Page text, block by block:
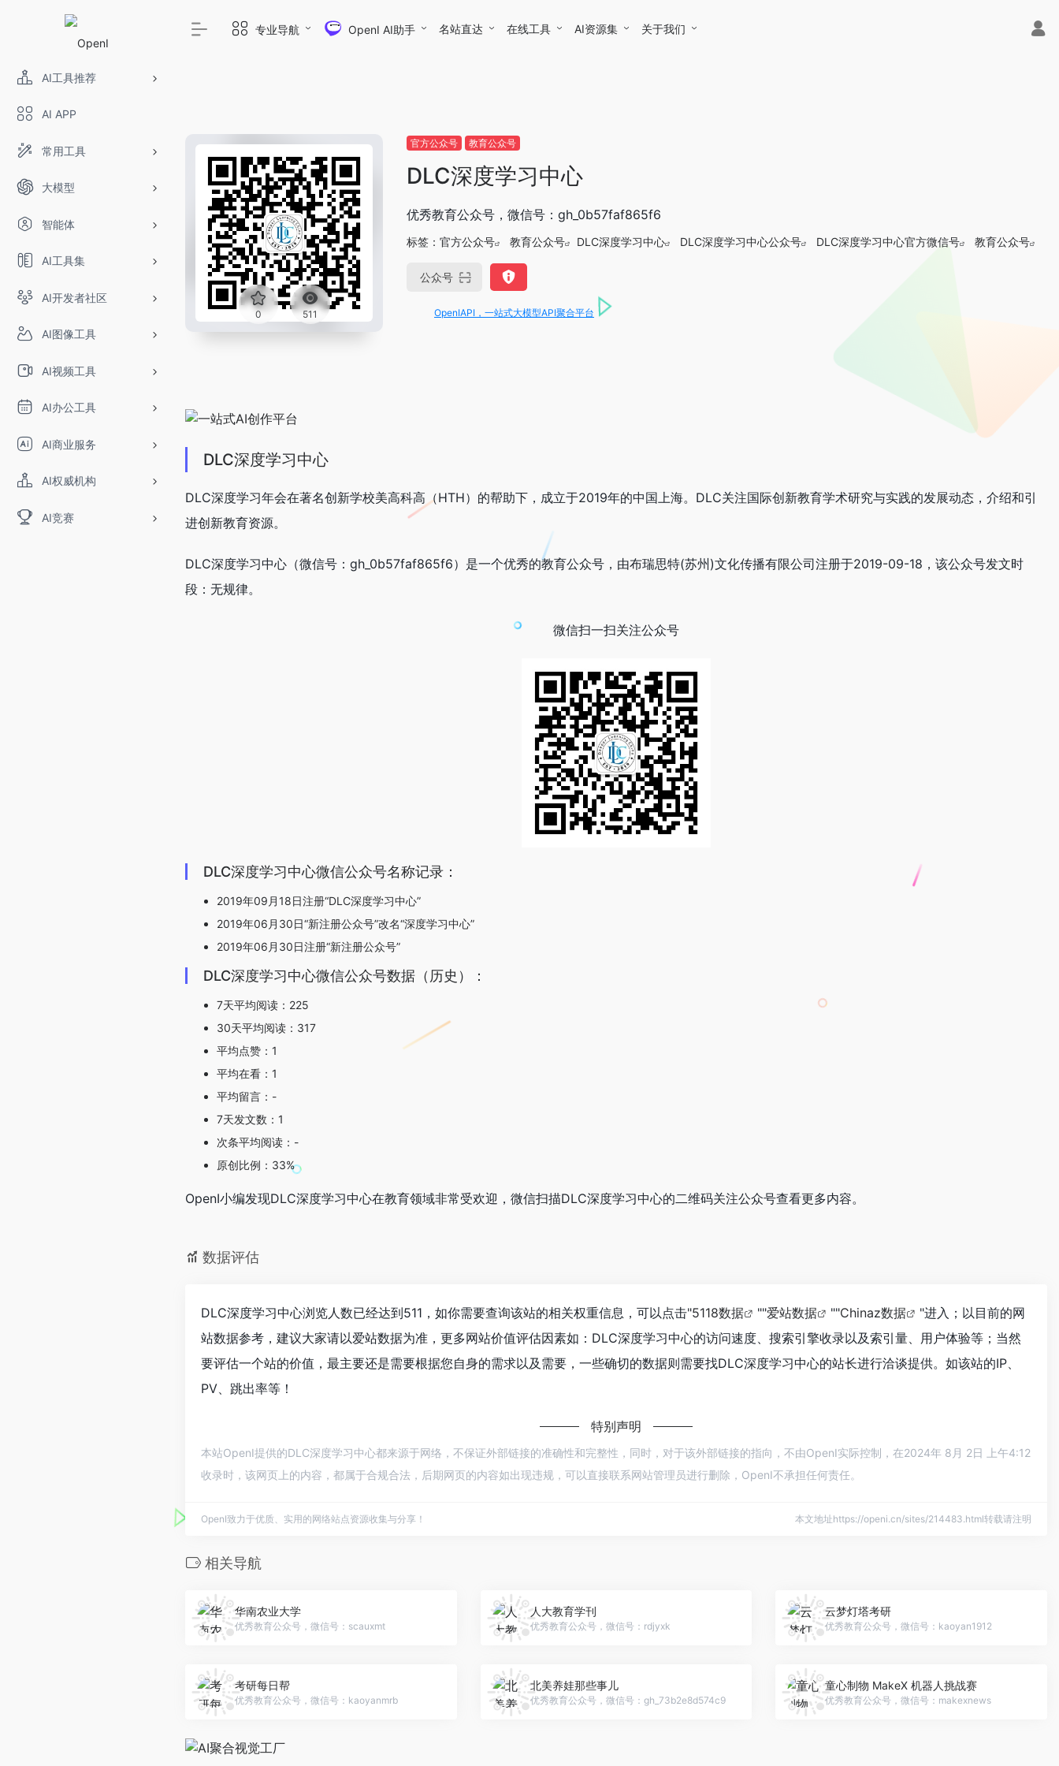
AI工具推荐
AI APP
常用工具
大模型
智能体
AI工具集
AI开发者社区
AI图像工具
AI视频工具
AI办公工具
AI商业服务
AI权威机构
AI竞赛
专业导航 OpenI AI助手 名站直达 在线工具 AI资源集 关于我们
0 511
官方公众号 教育公众号
DLC深度学习中心
优秀教育公众号，微信号：gh_0b57faf865f6
标签： 官方公众号 教育公众号 DLC深度学习中心 DLC深度学习中心公众号 DLC深度学习中心官方微信号 教育公众号
公众号
OpenIAPI，一站式大模型API聚合平台
DLC深度学习中心
DLC深度学习年会在著名创新学校美高科高（HTH）的帮助下，成立于2019年的中国上海。DLC关注国际创新教育学术研究与实践的发展动态，介绍和引
进创新教育资源。
DLC深度学习中心（微信号：gh_0b57faf865f6）是一个优秀的教育公众号，由布瑞思特(苏州)文化传播有限公司注册于2019-09-18，该公众号发文时
段：无规律。
微信扫一扫关注公众号
DLC深度学习中心微信公众号名称记录：
2019年09月18日注册“DLC深度学习中心”
2019年06月30日“新注册公众号”改名“深度学习中心”
2019年06月30日注册“新注册公众号”
DLC深度学习中心微信公众号数据（历史）：
7天平均阅读：225
30天平均阅读：317
平均点赞：1
平均在看：1
平均留言：-
7天发文数：1
次条平均阅读：-
原创比例：33%
OpenI小编发现DLC深度学习中心在教育领域非常受欢迎，微信扫描DLC深度学习中心的二维码关注公众号查看更多内容。
数据评估
DLC深度学习中心浏览人数已经达到511，如你需要查询该站的相关权重信息，可以点击"5118数据 ""爱站数据 ""Chinaz数据
"进入；以目前的网
站数据参考，建议大家请以爱站数据为准，更多网站价值评估因素如：DLC深度学习中心的访问速度、搜索引擎收录以及索引量、用户体验等；当然
要评估一个站的价值，最主要还是需要根据您自身的需求以及需要，一些确切的数据则需要找DLC深度学习中心的站长进行洽谈提供。如该站的IP、
PV、跳出率等！
特别声明
本站OpenI提供的DLC深度学习中心都来源于网络，不保证外部链接的准确性和完整性，同时，对于该外部链接的指向，不由OpenI实际控制，在2024年 8月 2日 上午4:12
收录时，该网页上的内容，都属于合规合法，后期网页的内容如出现违规，可以直接联系网站管理员进行删除，OpenI不承担任何责任。
OpenI致力于优质、实用的网络站点资源收集与分享！ 本文地址https://openi.cn/sites/214483.html转载请注明
相关导航
华南农业大学
优秀教育公众号，微信号：scauxmt
人大教育学刊
优秀教育公众号，微信号：rdjyxk
云梦灯塔考研
优秀教育公众号，微信号：kaoyan1912
考研每日帮
优秀教育公众号，微信号：kaoyanmrb
北美养娃那些事儿
优秀教育公众号，微信号：gh_73b2e8d574c9
童心制物 MakeX 机器人挑战赛
优秀教育公众号，微信号：makexnews